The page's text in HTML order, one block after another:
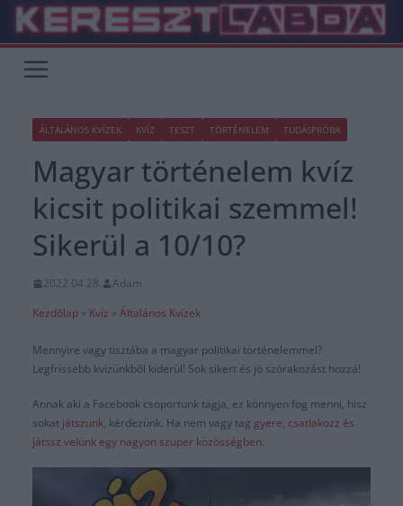
Skip
content
ÁLTALÁNOS KVÍZEK KVÍZ TESZT TÖRTÉNELEM TUDÁSPRÓBA
Magyar történelem kvíz
kicsit politikai szemmel!
Sikerül a 10/10?
2022.04.28.
Adam
Kezdőlap » Kvíz » Általános Kvízek
Mennyire vagy tisztába a magyar politikai történelemmel?
Legfrissebb kvízünkből kiderül! Sok sikert és jó szórakozást hozzá!
Annak aki a Facebook csoportunk tagja, ez könnyen fog menni, hisz
sokat játszunk, kérdezünk. Ha nem vagy tag gyere, csatlakozz és
játssz velünk egy nagyon szuper közösségben.